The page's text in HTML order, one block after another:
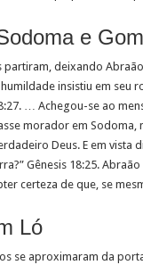
e
deixando
insistiu em seu
… Achegou-se ao
morador em
Deus. E em vista
Gênesis 18:25.
certeza de que, se
Ló
se aproximaram da